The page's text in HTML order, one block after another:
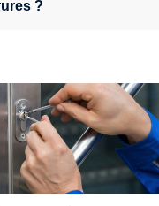
?
perdu vos clés ou la
refermée derrière vous
est disponible
24h/7.